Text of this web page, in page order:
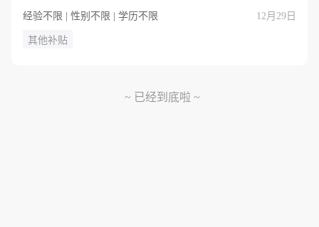
经验不限 | 性别不限 | 学历不限 12月29日
其他补贴
~ 已经到底啦 ~